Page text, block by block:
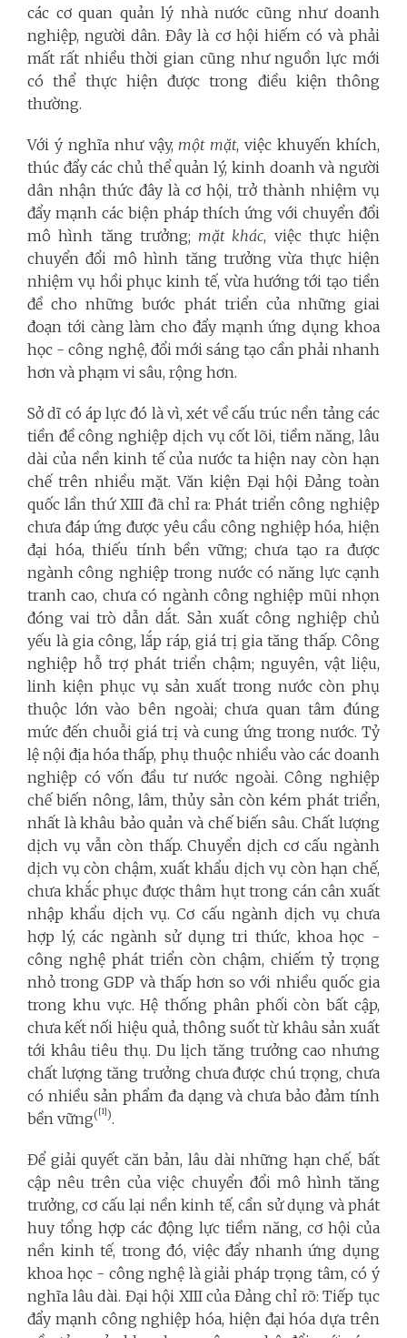
các cơ quan quản lý nhà nước cũng như doanh
nghiệp, người dân. Đây là cơ hội hiếm có và phải
mất rất nhiều thời gian cũng như nguồn lực mới
có thể thực hiện được trong điều kiện thông
thường.
Với ý nghĩa như vậy, một mặt, việc khuyến khích,
thúc đẩy các chủ thể quản lý, kinh doanh và người
dân nhận thức đây là cơ hội, trở thành nhiệm vụ
đẩy mạnh các biện pháp thích ứng với chuyển đổi
mô hình tăng trưởng; mặt khác, việc thực hiện
chuyển đổi mô hình tăng trưởng vừa thực hiện
nhiệm vụ hồi phục kinh tế, vừa hướng tới tạo tiền
đề cho những bước phát triển của những giai
đoạn tới càng làm cho đẩy mạnh ứng dụng khoa
học - công nghệ, đổi mới sáng tạo cần phải nhanh
hơn và phạm vi sâu, rộng hơn.
Sở dĩ có áp lực đó là vì, xét về cấu trúc nền tảng các
tiền đề công nghiệp dịch vụ cốt lõi, tiềm năng, lâu
dài của nền kinh tế của nước ta hiện nay còn hạn
chế trên nhiều mặt. Văn kiện Đại hội Đảng toàn
quốc lần thứ XIII đã chỉ ra: Phát triển công nghiệp
chưa đáp ứng được yêu cầu công nghiệp hóa, hiện
đại hóa, thiếu tính bền vững; chưa tạo ra được
ngành công nghiệp trong nước có năng lực cạnh
tranh cao, chưa có ngành công nghiệp mũi nhọn
đóng vai trò dẫn dắt. Sản xuất công nghiệp chủ
yếu là gia công, lắp ráp, giá trị gia tăng thấp. Công
nghiệp hỗ trợ phát triển chậm; nguyên, vật liệu,
linh kiện phục vụ sản xuất trong nước còn phụ
thuộc lớn vào bên ngoài; chưa quan tâm đúng
mức đến chuỗi giá trị và cung ứng trong nước. Tỷ
lệ nội địa hóa thấp, phụ thuộc nhiều vào các doanh
nghiệp có vốn đầu tư nước ngoài. Công nghiệp
chế biến nông, lâm, thủy sản còn kém phát triển,
nhất là khâu bảo quản và chế biến sâu. Chất lượng
dịch vụ vẫn còn thấp. Chuyển dịch cơ cấu ngành
dịch vụ còn chậm, xuất khẩu dịch vụ còn hạn chế,
chưa khắc phục được thâm hụt trong cán cân xuất
nhập khẩu dịch vụ. Cơ cấu ngành dịch vụ chưa
hợp lý, các ngành sử dụng tri thức, khoa học -
công nghệ phát triển còn chậm, chiếm tỷ trọng
nhỏ trong GDP và thấp hơn so với nhiều quốc gia
trong khu vực. Hệ thống phân phối còn bất cập,
chưa kết nối hiệu quả, thông suốt từ khâu sản xuất
tới khâu tiêu thụ. Du lịch tăng trưởng cao nhưng
chất lượng tăng trưởng chưa được chú trọng, chưa
có nhiều sản phẩm đa dạng và chưa bảo đảm tính
bền vững([1]).
Để giải quyết căn bản, lâu dài những hạn chế, bất
cập nêu trên của việc chuyển đổi mô hình tăng
trưởng, cơ cấu lại nền kinh tế, cần sử dụng và phát
huy tổng hợp các động lực tiềm năng, cơ hội của
nền kinh tế, trong đó, việc đẩy nhanh ứng dụng
khoa học - công nghệ là giải pháp trọng tâm, có ý
nghĩa lâu dài. Đại hội XIII của Đảng chỉ rõ: Tiếp tục
đẩy mạnh công nghiệp hóa, hiện đại hóa dựa trên